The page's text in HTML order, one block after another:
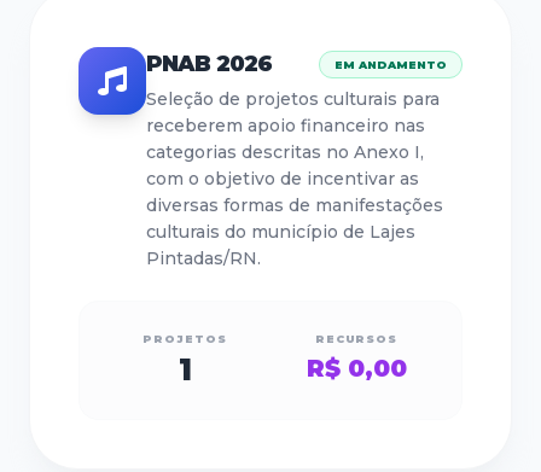
PNAB 2026 EM ANDAMENTO
Seleção de projetos culturais para
receberem apoio financeiro nas
categorias descritas no Anexo I,
com o objetivo de incentivar as
diversas formas de manifestações
culturais do município de Lajes
Pintadas/RN.
PROJETOS
1
RECURSOS
R$ 0,00